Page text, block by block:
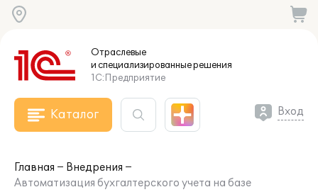
Отраслевые
и специализированныерешения
1С:Предприятие
Каталог Вход
Главная
Внедрения
Автоматизация бухгалтерского учета на базе